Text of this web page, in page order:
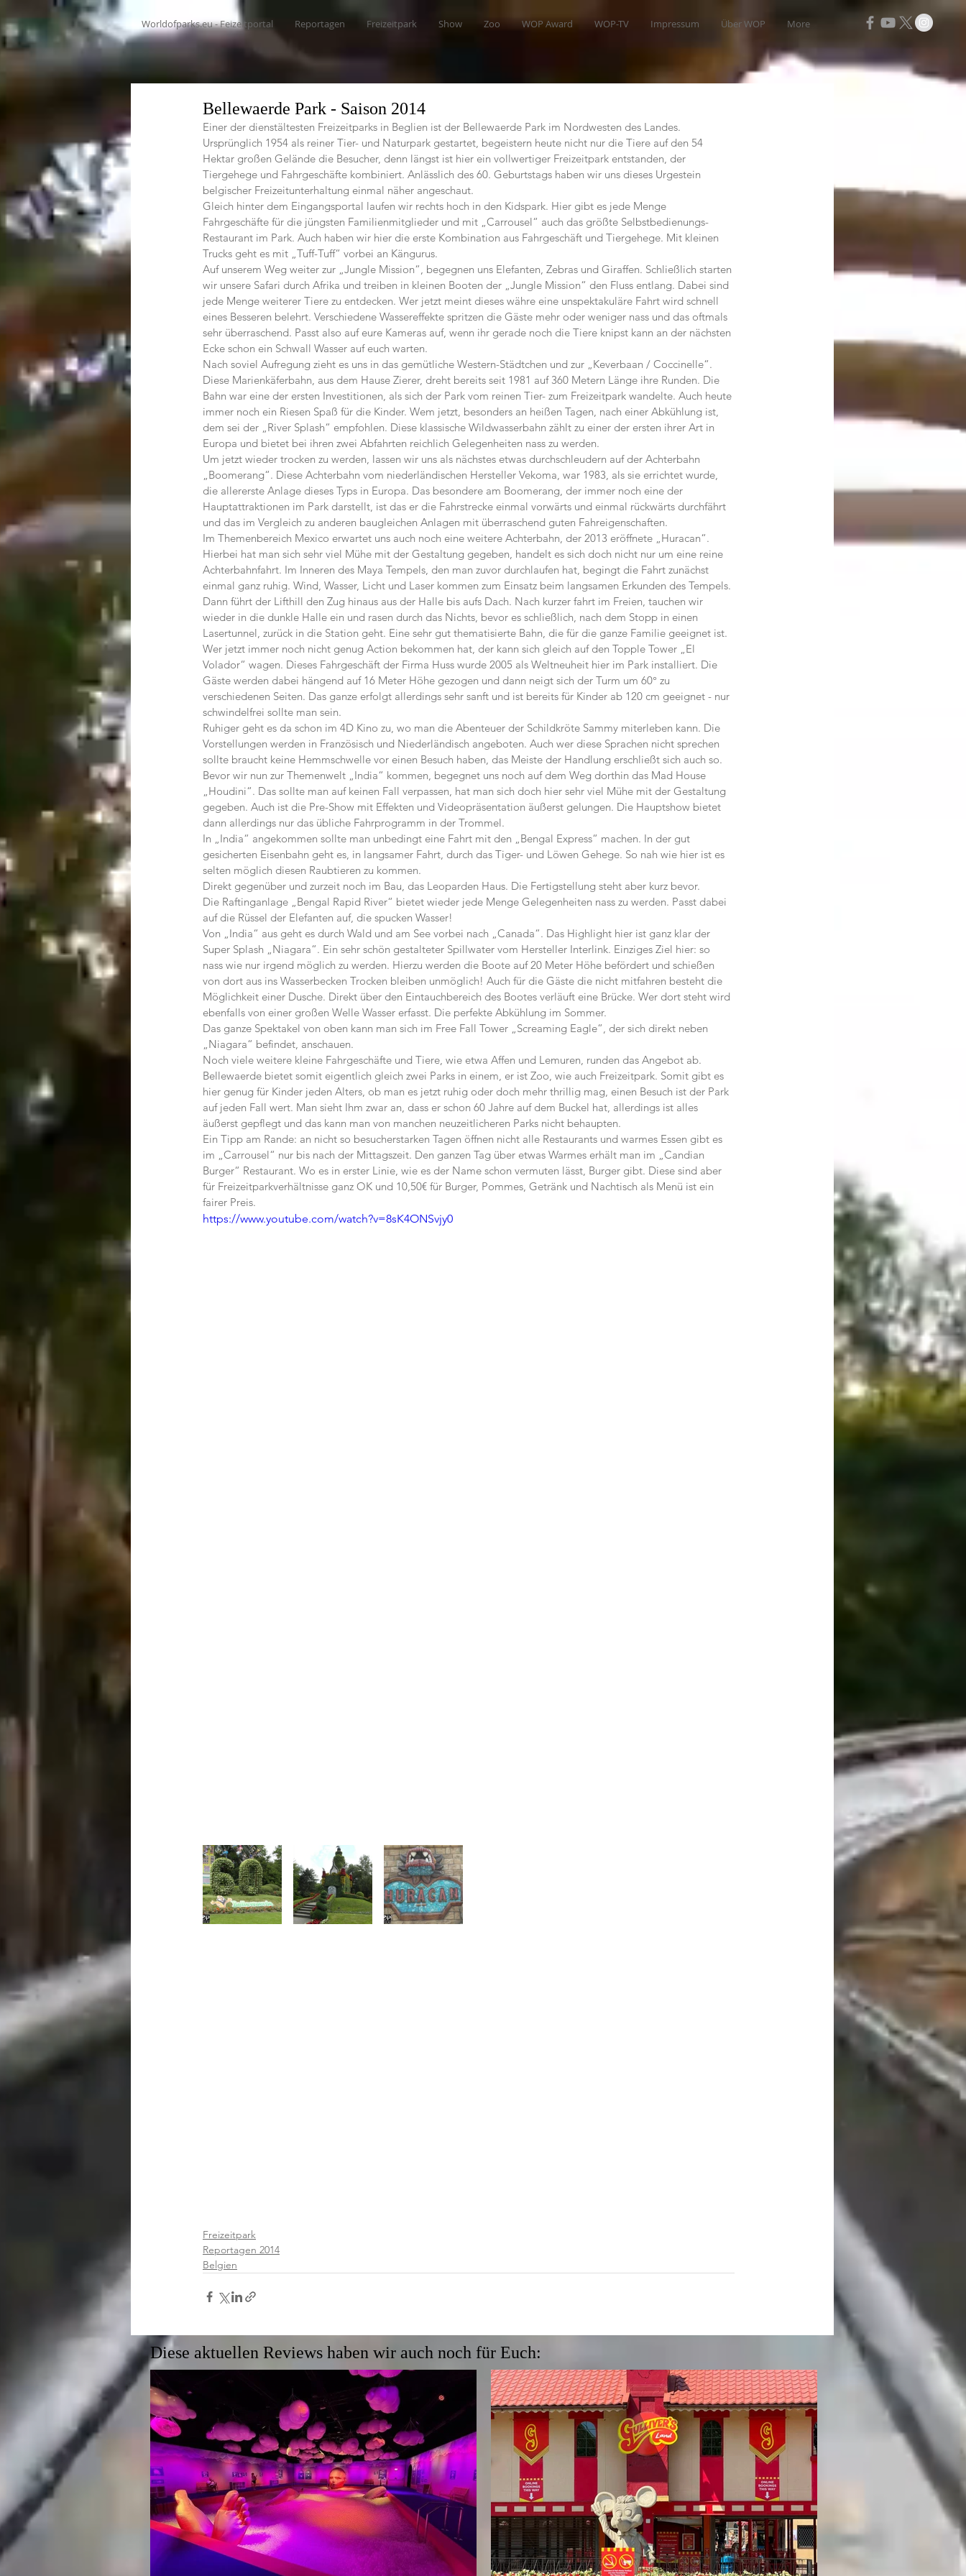
Worldofparks.eu - Feizeitportal Reportagen Freizeitpark Show Zoo WOP Award WOP-TV Impressum Über WOP More
Bellewaerde Park - Saison 2014
Einer der dienstältesten Freizeitparks in Beglien ist der Bellewaerde Park im Nordwesten des Landes.
Ursprünglich 1954 als reiner Tier- und Naturpark gestartet, begeistern heute nicht nur die Tiere auf den 54
Hektar großen Gelände die Besucher, denn längst ist hier ein vollwertiger Freizeitpark entstanden, der
Tiergehege und Fahrgeschäfte kombiniert. Anlässlich des 60. Geburtstags haben wir uns dieses Urgestein
belgischer Freizeitunterhaltung einmal näher angeschaut.
Gleich hinter dem Eingangsportal laufen wir rechts hoch in den Kidspark. Hier gibt es jede Menge
Fahrgeschäfte für die jüngsten Familienmitglieder und mit „Carrousel“ auch das größte Selbstbedienungs-
Restaurant im Park. Auch haben wir hier die erste Kombination aus Fahrgeschäft und Tiergehege. Mit kleinen
Trucks geht es mit „Tuff-Tuff“ vorbei an Kängurus.
Auf unserem Weg weiter zur „Jungle Mission“, begegnen uns Elefanten, Zebras und Giraffen. Schließlich starten
wir unsere Safari durch Afrika und treiben in kleinen Booten der „Jungle Mission“ den Fluss entlang. Dabei sind
jede Menge weiterer Tiere zu entdecken. Wer jetzt meint dieses währe eine unspektakuläre Fahrt wird schnell
eines Besseren belehrt. Verschiedene Wassereffekte spritzen die Gäste mehr oder weniger nass und das oftmals
sehr überraschend. Passt also auf eure Kameras auf, wenn ihr gerade noch die Tiere knipst kann an der nächsten
Ecke schon ein Schwall Wasser auf euch warten.
Nach soviel Aufregung zieht es uns in das gemütliche Western-Städtchen und zur „Keverbaan / Coccinelle“.
Diese Marienkäferbahn, aus dem Hause Zierer, dreht bereits seit 1981 auf 360 Metern Länge ihre Runden. Die
Bahn war eine der ersten Investitionen, als sich der Park vom reinen Tier- zum Freizeitpark wandelte. Auch heute
immer noch ein Riesen Spaß für die Kinder. Wem jetzt, besonders an heißen Tagen, nach einer Abkühlung ist,
dem sei der „River Splash“ empfohlen. Diese klassische Wildwasserbahn zählt zu einer der ersten ihrer Art in
Europa und bietet bei ihren zwei Abfahrten reichlich Gelegenheiten nass zu werden.
Um jetzt wieder trocken zu werden, lassen wir uns als nächstes etwas durchschleudern auf der Achterbahn
„Boomerang“. Diese Achterbahn vom niederländischen Hersteller Vekoma, war 1983, als sie errichtet wurde,
die allererste Anlage dieses Typs in Europa. Das besondere am Boomerang, der immer noch eine der
Hauptattraktionen im Park darstellt, ist das er die Fahrstrecke einmal vorwärts und einmal rückwärts durchfährt
und das im Vergleich zu anderen baugleichen Anlagen mit überraschend guten Fahreigenschaften.
Im Themenbereich Mexico erwartet uns auch noch eine weitere Achterbahn, der 2013 eröffnete „Huracan“.
Hierbei hat man sich sehr viel Mühe mit der Gestaltung gegeben, handelt es sich doch nicht nur um eine reine
Achterbahnfahrt. Im Inneren des Maya Tempels, den man zuvor durchlaufen hat, begingt die Fahrt zunächst
einmal ganz ruhig. Wind, Wasser, Licht und Laser kommen zum Einsatz beim langsamen Erkunden des Tempels.
Dann führt der Lifthill den Zug hinaus aus der Halle bis aufs Dach. Nach kurzer fahrt im Freien, tauchen wir
wieder in die dunkle Halle ein und rasen durch das Nichts, bevor es schließlich, nach dem Stopp in einen
Lasertunnel, zurück in die Station geht. Eine sehr gut thematisierte Bahn, die für die ganze Familie geeignet ist.
Wer jetzt immer noch nicht genug Action bekommen hat, der kann sich gleich auf den Topple Tower „El
Volador“ wagen. Dieses Fahrgeschäft der Firma Huss wurde 2005 als Weltneuheit hier im Park installiert. Die
Gäste werden dabei hängend auf 16 Meter Höhe gezogen und dann neigt sich der Turm um 60° zu
verschiedenen Seiten. Das ganze erfolgt allerdings sehr sanft und ist bereits für Kinder ab 120 cm geeignet - nur
schwindelfrei sollte man sein.
Ruhiger geht es da schon im 4D Kino zu, wo man die Abenteuer der Schildkröte Sammy miterleben kann. Die
Vorstellungen werden in Französisch und Niederländisch angeboten. Auch wer diese Sprachen nicht sprechen
sollte braucht keine Hemmschwelle vor einen Besuch haben, das Meiste der Handlung erschließt sich auch so.
Bevor wir nun zur Themenwelt „India“ kommen, begegnet uns noch auf dem Weg dorthin das Mad House
„Houdini“. Das sollte man auf keinen Fall verpassen, hat man sich doch hier sehr viel Mühe mit der Gestaltung
gegeben. Auch ist die Pre-Show mit Effekten und Videopräsentation äußerst gelungen. Die Hauptshow bietet
dann allerdings nur das übliche Fahrprogramm in der Trommel.
In „India“ angekommen sollte man unbedingt eine Fahrt mit den „Bengal Express“ machen. In der gut
gesicherten Eisenbahn geht es, in langsamer Fahrt, durch das Tiger- und Löwen Gehege. So nah wie hier ist es
selten möglich diesen Raubtieren zu kommen.
Direkt gegenüber und zurzeit noch im Bau, das Leoparden Haus. Die Fertigstellung steht aber kurz bevor.
Die Raftinganlage „Bengal Rapid River“ bietet wieder jede Menge Gelegenheiten nass zu werden. Passt dabei
auf die Rüssel der Elefanten auf, die spucken Wasser!
Von „India“ aus geht es durch Wald und am See vorbei nach „Canada“. Das Highlight hier ist ganz klar der
Super Splash „Niagara“. Ein sehr schön gestalteter Spillwater vom Hersteller Interlink. Einziges Ziel hier: so
nass wie nur irgend möglich zu werden. Hierzu werden die Boote auf 20 Meter Höhe befördert und schießen
von dort aus ins Wasserbecken Trocken bleiben unmöglich! Auch für die Gäste die nicht mitfahren besteht die
Möglichkeit einer Dusche. Direkt über den Eintauchbereich des Bootes verläuft eine Brücke. Wer dort steht wird
ebenfalls von einer großen Welle Wasser erfasst. Die perfekte Abkühlung im Sommer.
Das ganze Spektakel von oben kann man sich im Free Fall Tower „Screaming Eagle“, der sich direkt neben
„Niagara“ befindet, anschauen.
Noch viele weitere kleine Fahrgeschäfte und Tiere, wie etwa Affen und Lemuren, runden das Angebot ab.
Bellewaerde bietet somit eigentlich gleich zwei Parks in einem, er ist Zoo, wie auch Freizeitpark. Somit gibt es
hier genug für Kinder jeden Alters, ob man es jetzt ruhig oder doch mehr thrillig mag, einen Besuch ist der Park
auf jeden Fall wert. Man sieht Ihm zwar an, dass er schon 60 Jahre auf dem Buckel hat, allerdings ist alles
äußerst gepflegt und das kann man von manchen neuzeitlicheren Parks nicht behaupten.
Ein Tipp am Rande: an nicht so besucherstarken Tagen öffnen nicht alle Restaurants und warmes Essen gibt es
im „Carrousel“ nur bis nach der Mittagszeit. Den ganzen Tag über etwas Warmes erhält man im „Candian
Burger“ Restaurant. Wo es in erster Linie, wie es der Name schon vermuten lässt, Burger gibt. Diese sind aber
für Freizeitparkverhältnisse ganz OK und 10,50€ für Burger, Pommes, Getränk und Nachtisch als Menü ist ein
fairer Preis.
https://www.youtube.com/watch?v=8sK4ONSvjy0
Freizeitpark
Reportagen 2014
Belgien
Diese aktuellen Reviews haben wir auch noch für Euch: